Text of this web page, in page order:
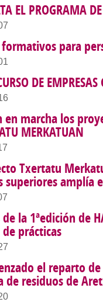
EL PROGRAMA
formativos para
DE
en marcha los
MERKATUAN
Txertatu
superiores amplía
de la 1ªedición de
prácticas
el reparto
de residuos de